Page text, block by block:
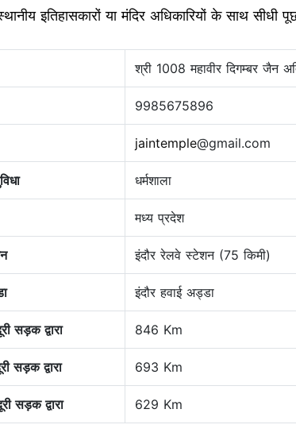
इतिहासकारों या मंदिर अधिकारियों के साथ सीधी
श्री 1008 महावीर दिगम्बर जैन
9985675896
jaintemple@gmail.com
धर्मशाला
मध्य प्रदेश
इंदौर रेलवे स्टेशन (75 किमी)
इंदौर हवाई अड्डा
सड़क द्वारा 846 Km
सड़क द्वारा 693 Km
सड़क द्वारा 629 Km